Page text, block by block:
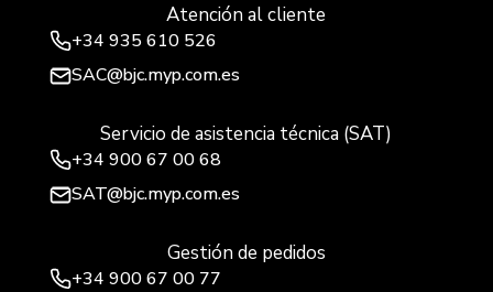
Atención al cliente
+34 935 610 526
SAC@bjc.myp.com.es
Servicio de asistencia técnica (SAT)
+34 900 67 00 68
SAT@bjc.myp.com.es
Gestión de pedidos
+34 900 67 00 77